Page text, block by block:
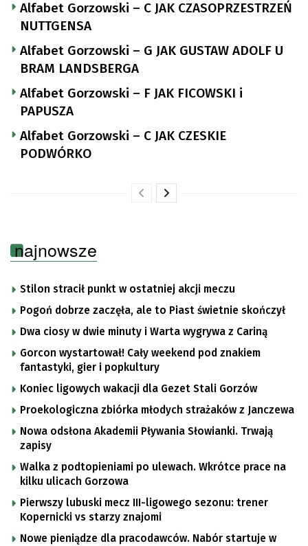
Alfabet Gorzowski – C JAK CZASOPRZESTRZEŃ
NUTTGENSA
Alfabet Gorzowski – G JAK GUSTAW ADOLF U
BRAM LANDSBERGA
Alfabet Gorzowski – F JAK FICOWSKI i
PAPUSZA
Alfabet Gorzowski – C JAK CZESKIE
PODWÓRKO
najnowsze
Stilon stracił punkt w ostatniej akcji meczu
Pogoń dobrze zaczęła, ale to Piast świetnie skończył
Dwa ciosy w dwie minuty i Warta wygrywa z Cariną
Gorcon wystartował! Cały weekend pod znakiem
fantastyki, gier i popkultury
Koniec ligowych wakacji dla Gezet Stali Gorzów
Proekologiczna zbiórka młodych strażaków z Janczewa
Nowa odsłona Akademii Pływania Słowianki. Trwają
zapisy
Walka z podtopieniami po ulewach. Wkrótce prace na
kilku ulicach Gorzowa
Pierwszy lubuski mecz III-ligowego sezonu: trener
Kopernicki vs starzy znajomi
Nowe pieniądze dla pracodawców. Nabór startuje w